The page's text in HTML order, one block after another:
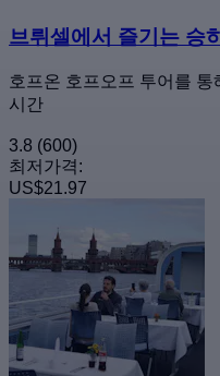
브뤼셀에서 즐기는 승
호프온 호프오프 투어를
시간
3.8 (600)
최저가격:
US$21.97